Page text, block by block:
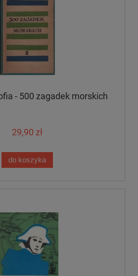
- 500 zagadek morskich
29,90 zł
do koszyka